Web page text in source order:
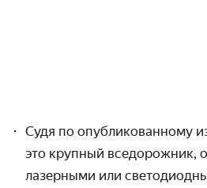
Судя по опубликованному
это крупный вседорожник,
лазерными или